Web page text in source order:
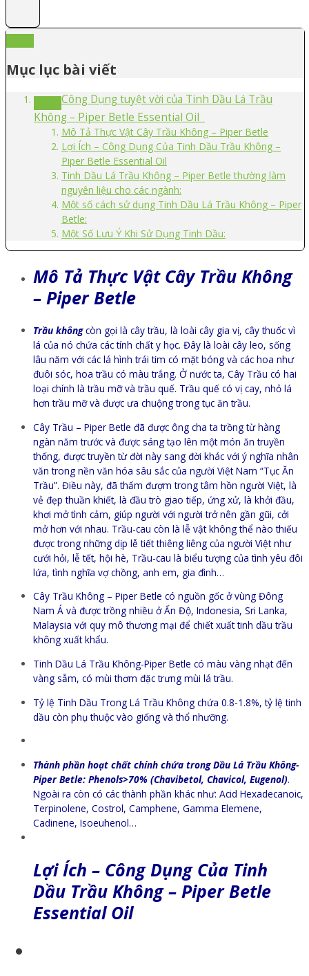
Mục lục bài viết
Công Dụng tuyệt vời của Tinh Dầu Lá Trầu
Không – Piper Betle Essential Oil
Mô Tả Thực Vật Cây Trầu Không – Piper Betle
Lợi Ích – Công Dụng Của Tinh Dầu Trầu Không –
Piper Betle Essential Oil
Tinh Dầu Lá Trầu Không – Piper Betle thường làm
nguyên liệu cho các ngành:
Một số cách sử dụng Tinh Dầu Lá Trầu Không – Piper
Betle:
Một Số Lưu Ý Khi Sử Dụng Tinh Dầu:
Mô Tả Thực Vật Cây Trầu Không
– Piper Betle
Trầu khôngcòn gọi là cây trầu, là loài cây gia vị, cây thuốc vì
lá của nó chứa các tính chất y học. Đây là loài cây leo, sống
lâu năm với các lá hình trái tim có mặt bóng và các hoa như
đuôi sóc, hoa trầu có màu trắng. Ở nước ta, Cây Trầu có hai
loại chính là trầu mỡ và trầu quế. Trầu quế có vị cay, nhỏ lá
hơn trầu mỡ và được ưa chuộng trong tục ăn trầu.
Cây Trầu – Piper Betle đã được ông cha ta trồng từ hàng
ngàn năm trước và được sáng tạo lên một món ăn truyền
thống, được truyền từ đời này sang đời khác với ý nghĩa nhân
văn trong nền văn hóa sâu sắc của người Việt Nam “Tục Ăn
Trầu”. Điều này, đã thấm đượm trong tâm hồn người Việt, là
vẻ đẹp thuần khiết, là đầu trò giao tiếp, ứng xử, là khởi đầu,
khơi mở tình cảm, giúp người với người trở nên gần gũi, cởi
mở hơn với nhau. Trầu-cau còn là lễ vật không thể nào thiếu
được trong những dịp lễ tiết thiêng liêng của người Việt như
cưới hỏi, lễ tết, hội hè, Trầu-cau là biểu tượng của tình yêu đôi
lứa, tình nghĩa vợ chồng, anh em, gia đình…
Cây Trầu Không – Piper Betle có nguồn gốc ở vùng Đông
Nam Á và được trồng nhiều ở Ấn Độ, Indonesia, Sri Lanka,
Malaysia với quy mô thương mại để chiết xuất tinh dầu trầu
không xuất khẩu.
Tinh Dầu Lá Trầu Không-Piper Betle có màu vàng nhạt đến
vàng sẫm, có mùi thơm đặc trưng mùi lá trầu.
Tỷ lệ Tinh Dầu Trong Lá Trầu Không chứa 0.8-1.8%, tỷ lệ tinh
dầu còn phụ thuộc vào giống và thổ nhưỡng.
Thành phần hoạt chất chính chứa trong Dầu Lá Trầu Không-
Piper Betle: Phenols>70% (Chavibetol, Chavicol, Eugenol).
Ngoài ra còn có các thành phần khác như: Acid Hexadecanoic,
Terpinolene, Costrol, Camphene, Gamma Elemene,
Cadinene, Isoeuhenol…
Lợi Ích – Công Dụng Của Tinh
Dầu Trầu Không – Piper Betle
Essential Oil